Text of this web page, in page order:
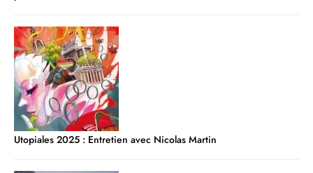
Utopiales 2025 : Entretien avec Nicolas Martin